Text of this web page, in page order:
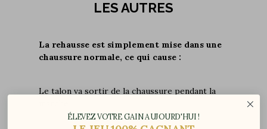
LES AUTRES
La rehausse est simplement mise dans une
chaussure normale, ce qui cause :
Le talon va sortir de la chaussure pendant la
ÉLEVEZ VOTRE GAIN AUJOURD'HUI !